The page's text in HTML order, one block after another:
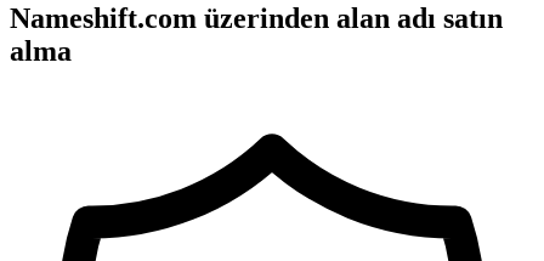
Nameshift.com üzerinden alan adı satın
alma